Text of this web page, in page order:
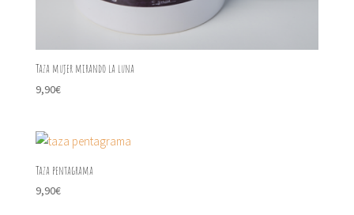
Taza mujer mirando la luna
9,90€
Taza pentagrama
9,90€